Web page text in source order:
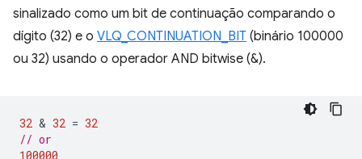
sinalizado como um bit de continuação comparando o
dígito (32) e o VLQ_CONTINUATION_BIT (binário 100000
ou 32) usando o operador AND bitwise (&).
32 & 32 = 32
// or
100000